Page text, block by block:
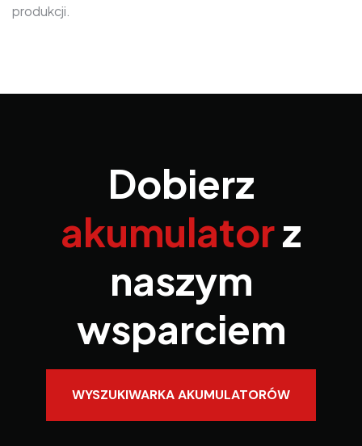
produkcji.
Dobierz
akumulatorz
naszym
wsparciem
WYSZUKIWARKA AKUMULATORÓW